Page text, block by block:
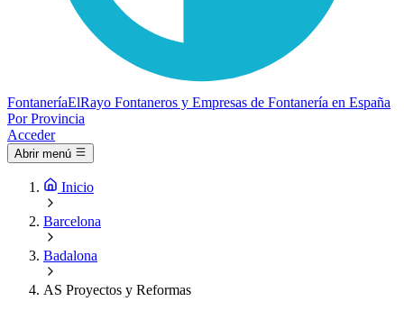
FontaneríaElRayo Fontaneros y Empresas de Fontanería en España
Por Provincia
Acceder
Abrir menú
Inicio
Barcelona
Badalona
AS Proyectos y Reformas